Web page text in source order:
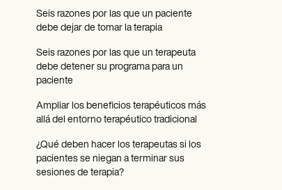
Superbill Template
Notas SOAP
Treatment Plan Template
Informed Consent Form
Social Work Treatment Plans
DAR Note Template
Help Center
Webinars
Switch to Carepatron
Become a Partner
Seis razones por las que un paciente
debe dejar de tomar la terapia
Seis razones por las que un terapeuta
debe detener su programa para un
paciente
Ampliar los beneficios terapéuticos más
allá del entorno terapéutico tradicional
¿Qué deben hacer los terapeutas si los
pacientes se niegan a terminar sus
sesiones de terapia?